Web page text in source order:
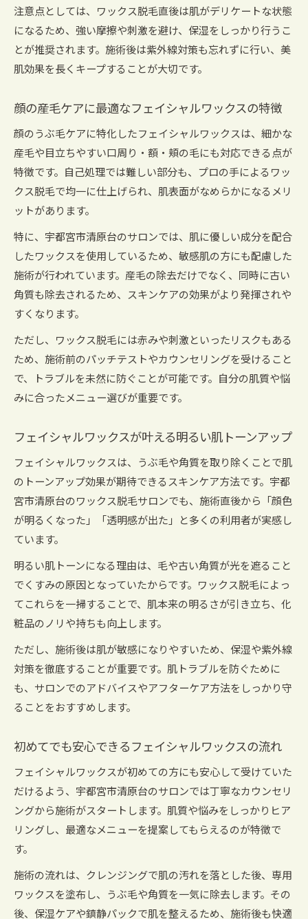
自分でも実感できるフェイシャルワックス後の変化
フェイシャルワックス後の肌変化とスキンケア
実感
フェイシャルワックスで得られるツルツル肌の
フェイシャルワックス後に変わるメイクの仕上
セルフケアからプロのフェイシャルワックスへ
移行のメリット
フェイシャルワックスが変える肌のセルフケア
注意点としては、ワックス脱毛直後は肌がデリケートな状態
になるため、強い摩擦や刺激を避け、保湿をしっかり行うこ
とが推奨されます。施術後は紫外線対策も忘れずに行い、美
肌効果を長くキープすることが大切です。
顔の産毛ケアに最適なフェイシャルワックスの特徴
顔のうぶ毛ケアに特化したフェイシャルワックスは、細かな
産毛や目立ちやすい口周り・額・頬の毛にも対応できる点が
特徴です。自己処理では難しい部分も、プロの手によるワッ
クス脱毛で均一に仕上げられ、肌表面がなめらかになるメリ
ットがあります。
特に、宇都宮市清原台のサロンでは、肌に優しい成分を配合
したワックスを使用しているため、敏感肌の方にも配慮した
施術が行われています。産毛の除去だけでなく、同時に古い
角質も除去されるため、スキンケアの効果がより発揮されや
すくなります。
ただし、ワックス脱毛には赤みや刺激といったリスクもある
ため、施術前のパッチテストやカウンセリングを受けること
で、トラブルを未然に防ぐことが可能です。自分の肌質や悩
みに合ったメニュー選びが重要です。
フェイシャルワックスが叶える明るい肌トーンアップ
フェイシャルワックスは、うぶ毛や角質を取り除くことで肌
のトーンアップ効果が期待できるスキンケア方法です。宇都
宮市清原台のワックス脱毛サロンでも、施術直後から「顔色
が明るくなった」「透明感が出た」と多くの利用者が実感し
ています。
明るい肌トーンになる理由は、毛や古い角質が光を遮ること
でくすみの原因となっていたからです。ワックス脱毛によっ
てこれらを一掃することで、肌本来の明るさが引き立ち、化
粧品のノリや持ちも向上します。
ただし、施術後は肌が敏感になりやすいため、保湿や紫外線
対策を徹底することが重要です。肌トラブルを防ぐために
も、サロンでのアドバイスやアフターケア方法をしっかり守
ることをおすすめします。
初めてでも安心できるフェイシャルワックスの流れ
フェイシャルワックスが初めての方にも安心して受けていた
だけるよう、宇都宮市清原台のサロンでは丁寧なカウンセリ
ングから施術がスタートします。肌質や悩みをしっかりヒア
リングし、最適なメニューを提案してもらえるのが特徴で
す。
施術の流れは、クレンジングで肌の汚れを落とした後、専用
ワックスを塗布し、うぶ毛や角質を一気に除去します。その
後、保湿ケアや鎮静パックで肌を整えるため、施術後も快適